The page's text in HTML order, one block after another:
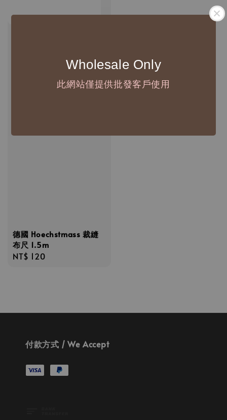
Wholesale Only
此網站僅提供批發客戶使用
德國 Hoechstmass 裁縫
布尺 1.5m
Regular
NT$ 120
付款方式 / We Accept